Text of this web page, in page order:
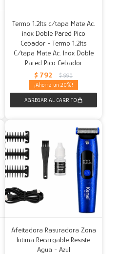
Termo 1.2lts c/tapa Mate Ac.
inox Doble Pared Pico
Cebador - Termo 1.2lts
C/tapa Mate Ac. Inox Doble
Pared Pico Cebador
$ 792 $ 990
20
Afeitadora Rasuradora Zona
Intima Recargable Resiste
Agua - Azul